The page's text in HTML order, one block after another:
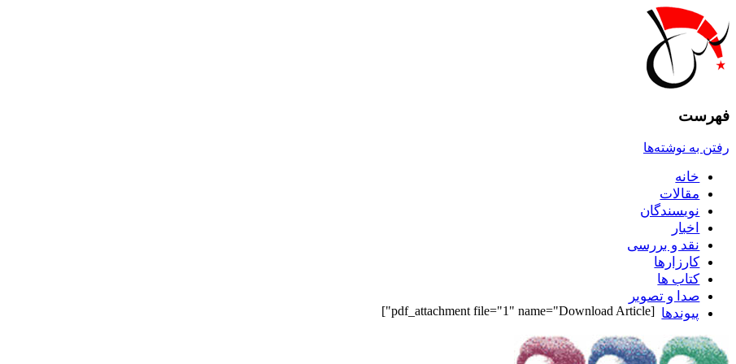
فهرست
رفتن به نوشته‌ها
خانه
مقالات
نويسندگان
اخبار
نقد و بررسى
کارزارها
کتاب ها
صدا و تصوير
پيوندها [pdf_attachment file="1" name="Download Article"]